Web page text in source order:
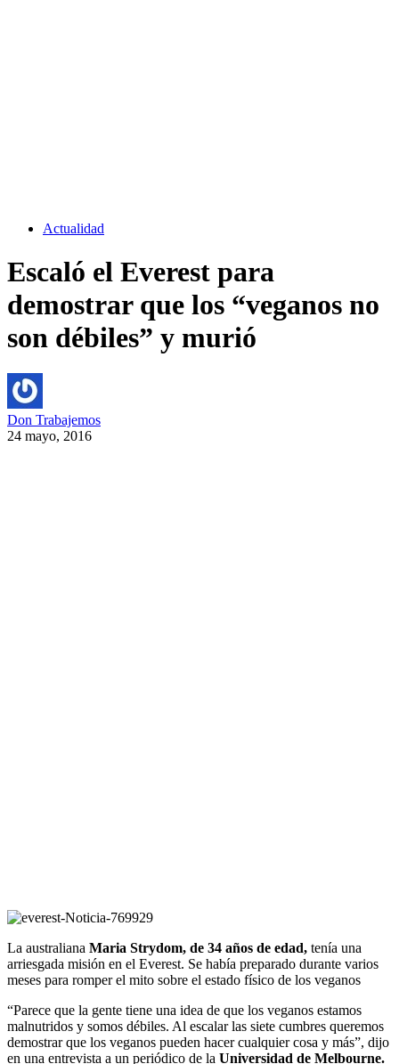
Actualidad
Escaló el Everest para
demostrar que los “veganos no
son débiles” y murió
Don Trabajemos
24 mayo, 2016
La australiana Maria Strydom, de 34 años de edad, tenía una
arriesgada misión en el Everest. Se había preparado durante varios
meses para romper el mito sobre el estado físico de los veganos
“Parece que la gente tiene una idea de que los veganos estamos
malnutridos y somos débiles. Al escalar las siete cumbres queremos
demostrar que los veganos pueden hacer cualquier cosa y más”, dijo
en una entrevista a un periódico de la Universidad de Melbourne.